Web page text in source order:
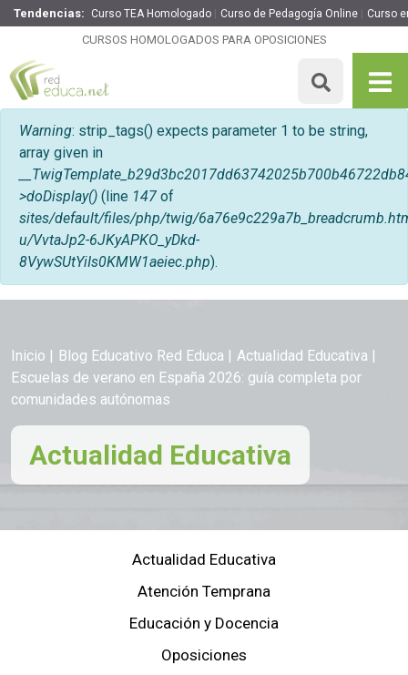
Tendencias: Curso TEA Homologado Curso de Pedagogía Online Curso
CURSOS HOMOLOGADOS PARA OPOSICIONES
Mensaje de error
Warning: strip_tags() expects parameter 1 to be string,
array given in
>doDisplay() (line 147 of
sites/default/files/php/twig/
u/VvtaJp2-6JKyAPKO_yDkd-
8VywSUtYiIs0KMW1aeiec.php).
Inicio Blog Educativo Red Educa
Actualidad Educativa
Escuelas de verano en España 2026: guía completa por
comunidades autónomas
Actualidad Educativa
Actualidad Educativa
Atención Temprana
Educación y Docencia
Oposiciones